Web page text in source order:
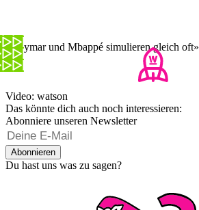
«Neymar und Mbappé simulieren gleich oft»
Video: watson
Das könnte dich auch noch interessieren:
Abonniere unseren Newsletter
Abonnieren
Du hast uns was zu sagen?